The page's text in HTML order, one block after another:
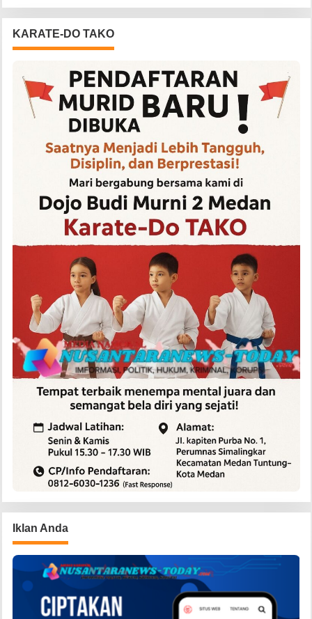
KARATE-DO TAKO
Iklan Anda